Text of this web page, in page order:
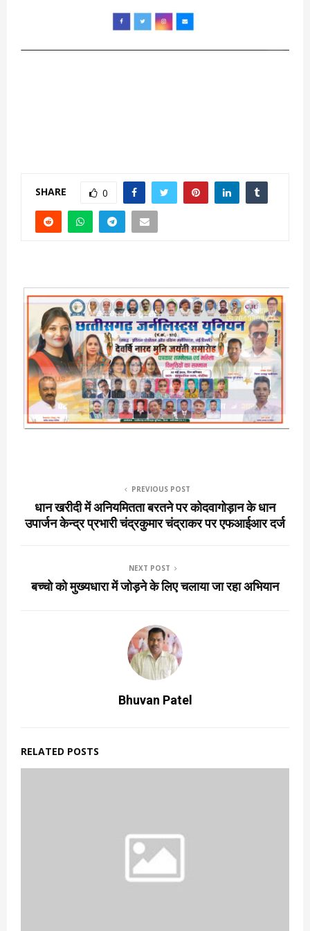
SHARE 0
PREVIOUS POST
धान खरीदी में अनियमितता बरतने पर कोदवागोड़ान के धान
उपार्जन केन्द्र प्रभारी चंद्रकुमार चंद्राकर पर एफआईआर दर्ज
NEXT POST
बच्चो को मुख्यधारा में जोड़ने के लिए चलाया जा रहा अभियान
Bhuvan Patel
RELATED POSTS